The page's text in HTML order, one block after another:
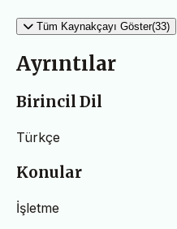
Tüm Kaynakçayı Göster(33)
Ayrıntılar
Birincil Dil
Türkçe
Konular
İşletme